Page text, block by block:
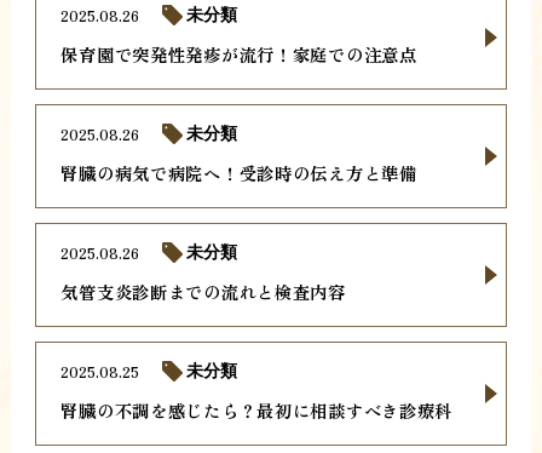
保育園で突発性発疹が流行！家庭での注意点
2025.08.26 未分類
腎臓の病気で病院へ！受診時の伝え方と準備
2025.08.26 未分類
気管支炎診断までの流れと検査内容
2025.08.26 未分類
腎臓の不調を感じたら？最初に相談すべき診療科
2025.08.25 未分類